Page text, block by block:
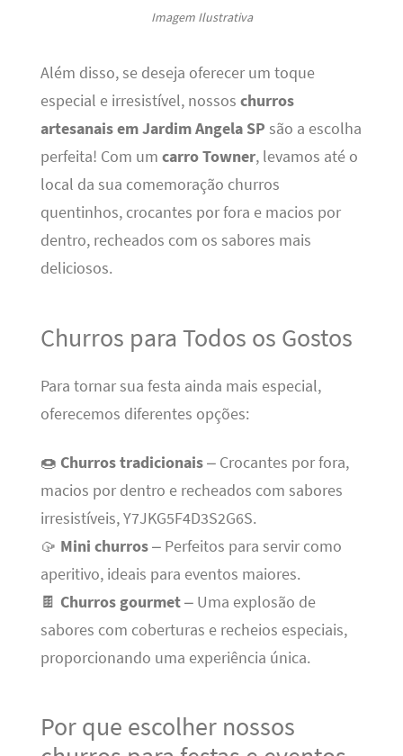
Imagem Ilustrativa
Além disso, se deseja oferecer um toque
especial e irresistível, nossos churros
artesanais em Jardim Angela SP são a escolha
perfeita! Com um carro Towner, levamos até o
local da sua comemoração churros
quentinhos, crocantes por fora e macios por
dentro, recheados com os sabores mais
deliciosos.
Churros para Todos os Gostos
Para tornar sua festa ainda mais especial,
oferecemos diferentes opções:
🍩 Churros tradicionais– Crocantes por fora,
macios por dentro e recheados com sabores
irresistíveis, Y7JKG5F4D3S2G6S.
🥠 Mini churros– Perfeitos para servir como
aperitivo, ideais para eventos maiores.
🍫 Churros gourmet– Uma explosão de
sabores com coberturas e recheios especiais,
proporcionando uma experiência única.
Por que escolher nossos